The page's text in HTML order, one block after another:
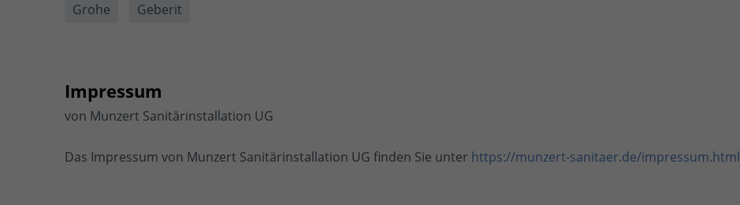
Grohe Geberit
Impressum
von Munzert Sanitärinstallation UG
Das Impressum von Munzert Sanitärinstallation UG finden Sie unter https://munzert-sanitaer.de/impressum.html